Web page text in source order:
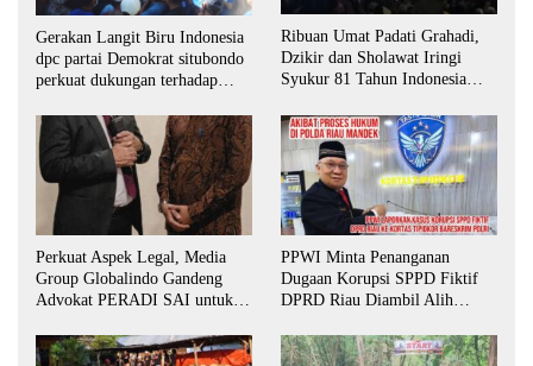
Gerakan Langit Biru Indonesia
dpc partai Demokrat situbondo
perkuat dukungan terhadap
Ribuan Umat Padati Grahadi,
Dzikir dan Sholawat Iringi
Syukur 81 Tahun Indonesia
Perkuat Aspek Legal, Media
Group Globalindo Gandeng
Advokat PERADI SAI untuk
PPWI Minta Penanganan
Dugaan Korupsi SPPD Fiktif
DPRD Riau Diambil Alih